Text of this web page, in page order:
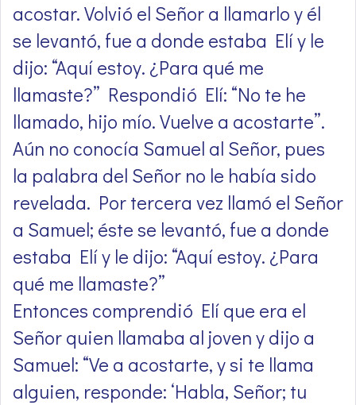
acostar. Volvió el Señor a llamarlo y él
se levantó, fue a donde estaba Elí y le
dijo: “Aquí estoy. ¿Para qué me
llamaste?” Respondió Elí: “No te he
llamado, hijo mío. Vuelve a acostarte”.
Aún no conocía Samuel al Señor, pues
la palabra del Señor no le había sido
revelada. Por tercera vez llamó el Señor
a Samuel; éste se levantó, fue a donde
estaba Elí y le dijo: “Aquí estoy. ¿Para
qué me llamaste?”
Entonces comprendió Elí que era el
Señor quien llamaba al joven y dijo a
Samuel: “Ve a acostarte, y si te llama
alguien, responde: ‘Habla, Señor; tu